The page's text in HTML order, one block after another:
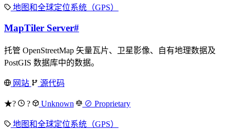
地图和全球定位系统（GPS）
MapTiler Server#
托管 OpenStreetMap 矢量瓦片、卫星影像、自有地理数据及
PostGIS 数据库中的数据。
网站 源代码
★? ? Unknown ⊘ Proprietary
地图和全球定位系统（GPS）